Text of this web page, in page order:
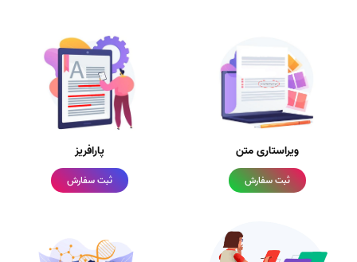
ویراستاری متن
ثبت سفارش
پارافریز
ثبت سفارش